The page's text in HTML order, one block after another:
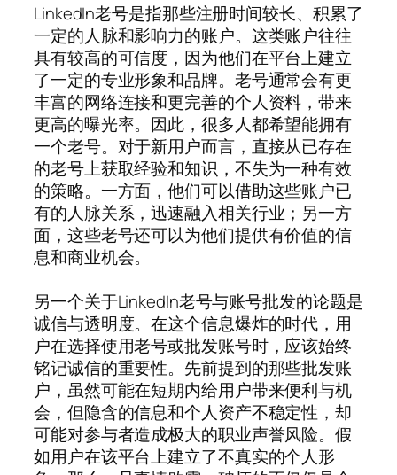
LinkedIn老号是指那些注册时间较长、积累了
一定的人脉和影响力的账户。这类账户往往
具有较高的可信度，因为他们在平台上建立
了一定的专业形象和品牌。老号通常会有更
丰富的网络连接和更完善的个人资料，带来
更高的曝光率。因此，很多人都希望能拥有
一个老号。对于新用户而言，直接从已存在
的老号上获取经验和知识，不失为一种有效
的策略。一方面，他们可以借助这些账户已
有的人脉关系，迅速融入相关行业；另一方
面，这些老号还可以为他们提供有价值的信
息和商业机会。
另一个关于LinkedIn老号与账号批发的论题是
诚信与透明度。在这个信息爆炸的时代，用
户在选择使用老号或批发账号时，应该始终
铭记诚信的重要性。先前提到的那些批发账
户，虽然可能在短期内给用户带来便利与机
会，但隐含的信息和个人资产不稳定性，却
可能对参与者造成极大的职业声誉风险。假
如用户在该平台上建立了不真实的个人形